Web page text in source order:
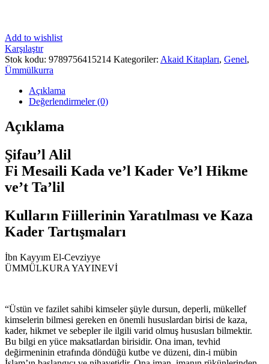
Add to wishlist
Karşılaştır
Stok kodu: 9789756415214 Kategoriler: Akaid Kitapları, Genel,
Ümmülkurra
Açıklama
Değerlendirmeler (0)
Açıklama
Şifau’l Alil
Fi Mesaili Kada ve’l Kader Ve’l Hikme
ve’t Ta’lil
Kulların Fiillerinin Yaratılması ve Kaza
Kader Tartışmaları
İbn Kayyım El-Cevziyye
ÜMMÜLKURA YAYINEVİ
“Üstün ve fazilet sahibi kimseler şüyle dursun, deperli, mükellef
kimselerin bilmesi gereken en önemli hususlardan birisi de kaza,
kader, hikmet ve sebepler ile ilgili varid olmuş hususları bilmektir.
Bu bilgi en yüce maksatlardan birisidir. Ona iman, tevhid
değirmeninin etrafında döndüğü kutbe ve düzeni, din-i mübin